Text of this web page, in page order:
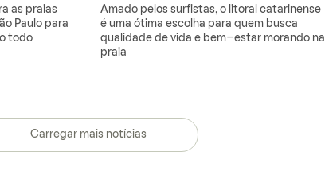
as praias
Paulo para
todo
Amado pelos surfistas, o litoral catarinense
é uma ótima escolha para quem busca
qualidade de vida e bem-estar morando na
praia
Carregar mais notícias